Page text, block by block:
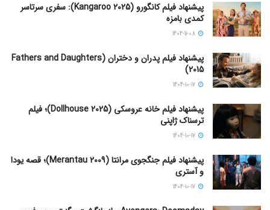
پیشنهاد فیلم کانگورو (Kangaroo 2025): سفری سرتاسر
کمدی بامزه
پیشنهاد فیلم پدران و دختران (Fathers and Daughters
2015)
پیشنهاد فیلم خانه عروسکی (Dollhouse 2025)؛ فیلم
ترسناک ژاپنی
پیشنهاد فیلم جنگجوی مرانتا (Merantau 2009)؛ قصه یودا
و آستری